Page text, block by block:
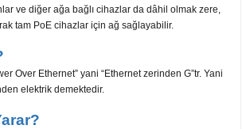
ve diğer ağa bağlı cihazlar da dâhil olmak zere,
tam PoE cihazlar için ağ sağlayabilir.
Over Ethernet” yani “Ethernet zerinden G”tr. Yani
elektrik demektedir.